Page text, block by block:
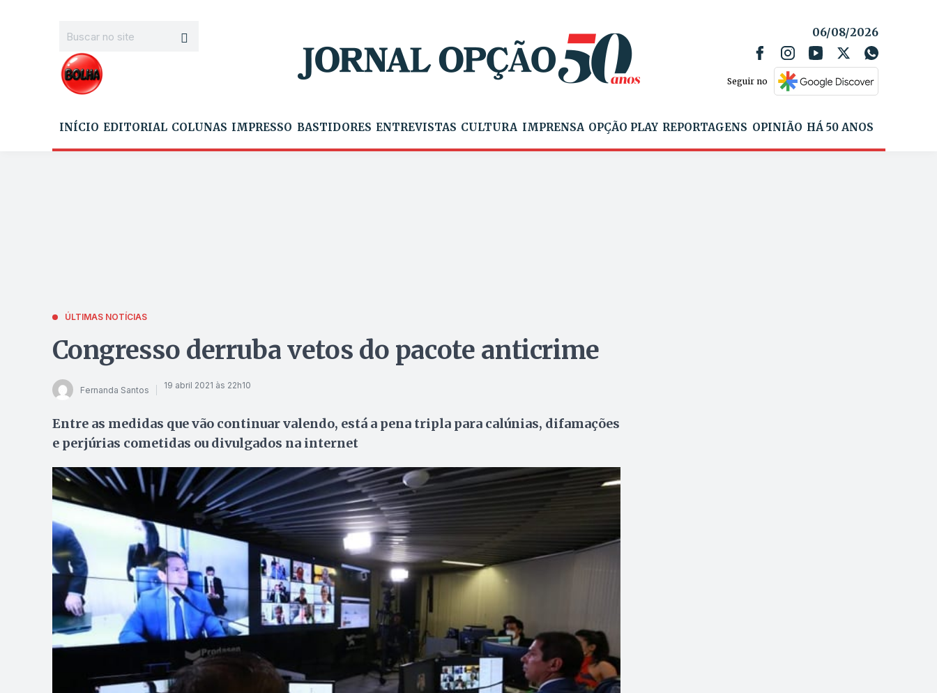
06/08/2026
Seguir no
INÍCIO EDITORIAL COLUNAS IMPRESSO BASTIDORES ENTREVISTAS CULTURA IMPRENSA OPÇÃO PLAY REPORTAGENS OPINIÃO HÁ 50 ANOS
ÚLTIMAS NOTÍCIAS
Congresso derruba vetos do pacote anticrime
Fernanda Santos 19 abril 2021 às 22h10
Entre as medidas que vão continuar valendo, está a pena tripla para calúnias, difamações
e perjúrias cometidas ou divulgados na internet